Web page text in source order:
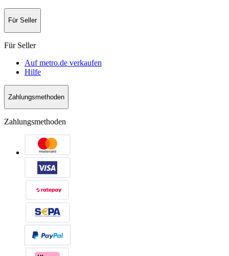
Für Seller
Für Seller
Auf metro.de verkaufen
Hilfe
Zahlungsmethoden
Zahlungsmethoden